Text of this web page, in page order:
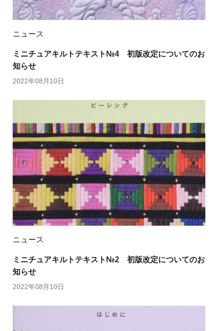
ニュース
ミニチュアキルトテキスト№4 初版改定についてのお
知らせ
2022年08月10日
ニュース
ミニチュアキルトテキスト№2 初版改定についてのお
知らせ
2022年08月10日